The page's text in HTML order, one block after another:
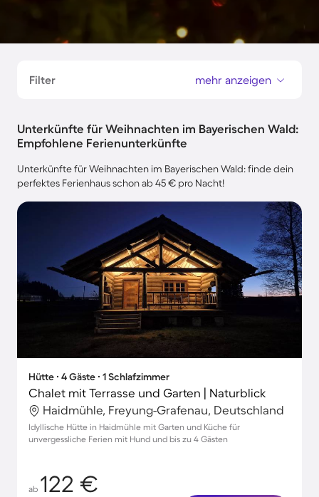
Filter mehr anzeigen
Unterkünfte für Weihnachten im Bayerischen Wald:
Empfohlene Ferienunterkünfte
Unterkünfte für Weihnachten im Bayerischen Wald: finde dein
perfektes Ferienhaus schon ab 45 € pro Nacht!
Hütte ∙ 4 Gäste ∙ 1 Schlafzimmer
Chalet mit Terrasse und Garten | Naturblick
Haidmühle, Freyung-Grafenau, Deutschland
Idyllische Hütte in Haidmühle mit Garten und Küche für
unvergessliche Ferien mit Hund und bis zu 4 Gästen
ab 122 €